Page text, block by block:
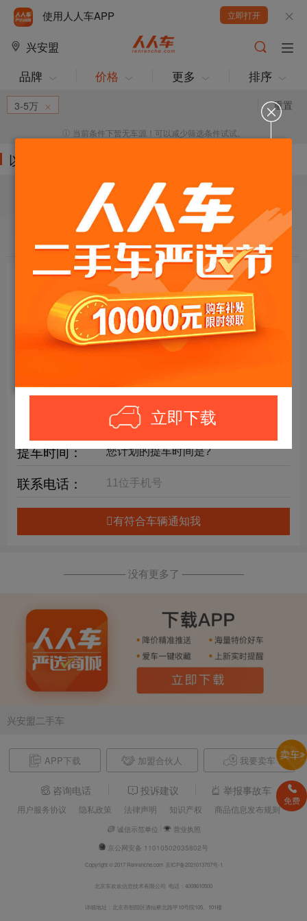
使用人人车APP 立即打开
兴安盟
立即下载
品牌 价格 更多 排序
重置
3-5万
当前条件下暂无车源！可以减少筛选条件试试。
以下车源的筛选条件为:
目标车辆： 请选择欲购车辆
年限要求：
购车预算：
详细要求：
提车时间：
联系电话：
有符合车辆通知我
—————— 没有更多了 ——————
兴安盟二手车
APP下载 加盟合伙人 我要卖车
咨询电话 投诉建议 举报事故车
用户服务协议 隐私政策 法律声明 知识产权 商品信息发布规则
诚信示范单位
营业执照
京公网安备 11010502035802号
Copyright © 2017 Renrenche.com 京ICP备2021013707号-1
北京车欢欢信息技术有限公司 电话：4008610500
详细地址：北京市朝阳区酒仙桥北路甲10号院105、101楼
免费